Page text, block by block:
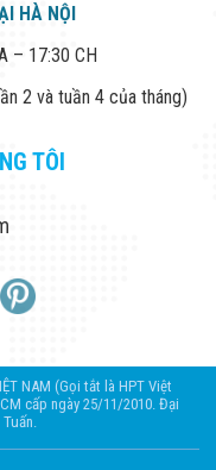
HÀ NỘI
– 17:30 CH
2 và tuần 4 của tháng)
TÔI
NAM (Gọi tắt là HPT Việt
cấp ngày 25/11/2010. Đại